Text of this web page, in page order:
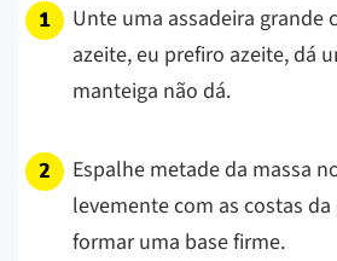
Unte uma assadeira grande
azeite, eu prefiro azeite, dá
manteiga não dá.
Espalhe metade da massa
levemente com as costas
formar uma base firme.